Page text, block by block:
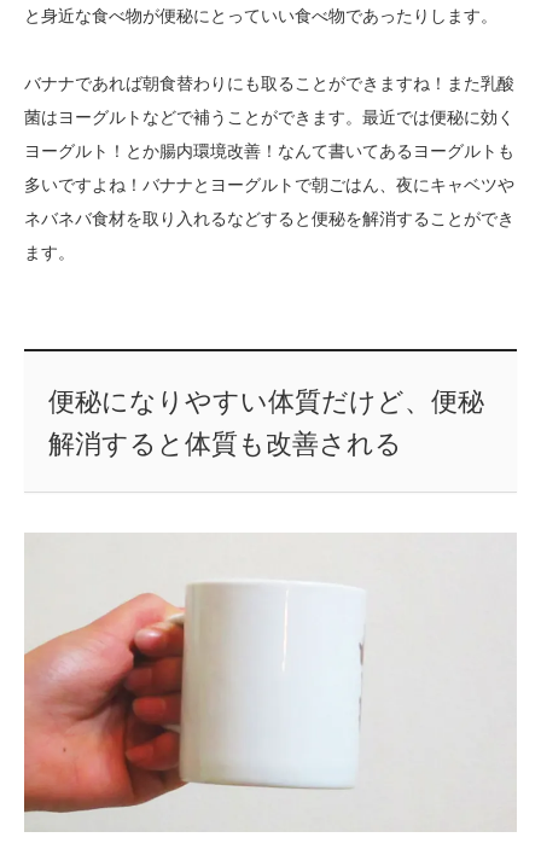
と身近な食べ物が便秘にとっていい食べ物であったりします。
バナナであれば朝食替わりにも取ることができますね！また乳酸
菌はヨーグルトなどで補うことができます。最近では便秘に効く
ヨーグルト！とか腸内環境改善！なんて書いてあるヨーグルトも
多いですよね！バナナとヨーグルトで朝ごはん、夜にキャベツや
ネバネバ食材を取り入れるなどすると便秘を解消することができ
ます。
便秘になりやすい体質だけど、便秘
解消すると体質も改善される